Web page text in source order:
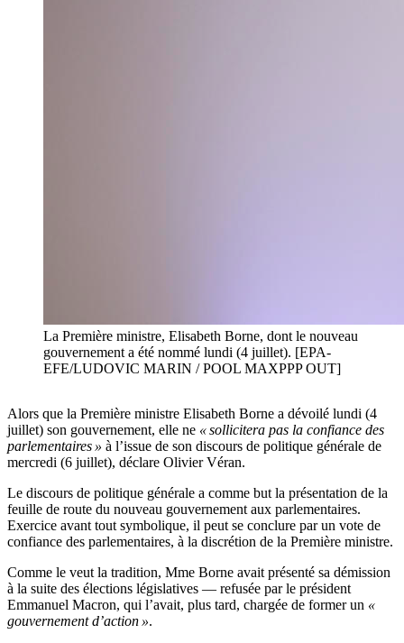
La Première ministre, Elisabeth Borne, dont le nouveau
gouvernement a été nommé lundi (4 juillet). [EPA-
EFE/LUDOVIC MARIN / POOL MAXPPP OUT]
Alors que la Première ministre Elisabeth Borne a dévoilé lundi (4
juillet) son gouvernement, elle ne « sollicitera pas la confiance des
parlementaires » à l’issue de son discours de politique générale de
mercredi (6 juillet), déclare Olivier Véran.
Le discours de politique générale a comme but la présentation de la
feuille de route du nouveau gouvernement aux parlementaires.
Exercice avant tout symbolique, il peut se conclure par un vote de
confiance des parlementaires, à la discrétion de la Première ministre.
Comme le veut la tradition, Mme Borne avait présenté sa démission
à la suite des élections législatives — refusée par le président
Emmanuel Macron, qui l’avait, plus tard, chargée de former un «
gouvernement d’action ».